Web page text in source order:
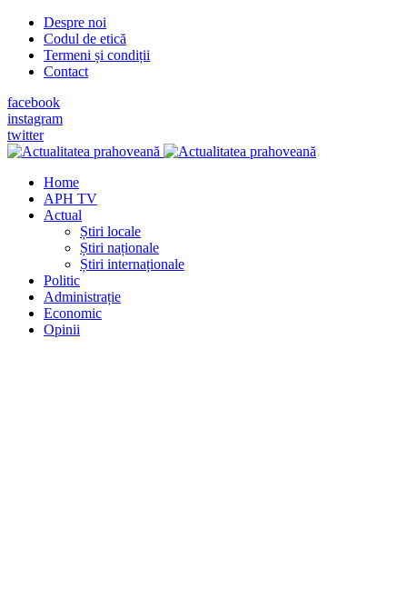
Despre noi
Codul de etică
Termeni și condiții
Contact
facebook
instagram
twitter
Home
APH TV
Actual
Știri locale
Știri naționale
Știri internaționale
Politic
Administrație
Economic
Opinii